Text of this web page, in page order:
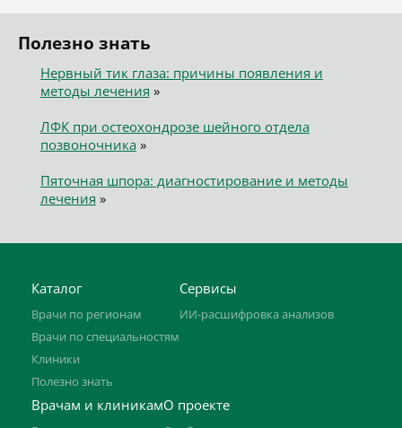
Полезно знать
Нервный тик глаза: причины появления и
методы лечения »
ЛФК при остеохондрозе шейного отдела
позвоночника»
Пяточная шпора: диагностирование и методы
лечения »
Каталог
Врачи по регионам
Врачи по специальностям
Клиники
Полезно знать
Сервисы
ИИ-расшифровка анализов
Врачам и клиникамО проекте